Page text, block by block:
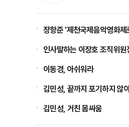
장항준 '제천국제음악영화
인사말하는 이장호 조직위원
이동경, 아쉬워라
김민성, 끝까지 포기하지 않
김민성, 거친 몸싸움